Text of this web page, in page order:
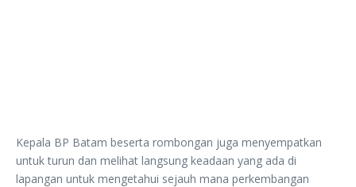
Kepala BP Batam beserta rombongan juga menyempatkan
untuk turun dan melihat langsung keadaan yang ada di
lapangan untuk mengetahui sejauh mana perkembangan